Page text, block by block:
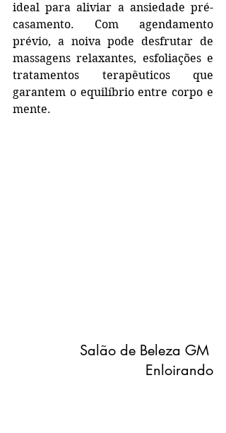
ideal para aliviar a ansiedade pré-
casamento. Com agendamento
prévio, a noiva pode desfrutar de
massagens relaxantes, esfoliações e
tratamentos terapêuticos que
garantem o equilíbrio entre corpo e
mente.
Salão de Beleza GM
Enloirando